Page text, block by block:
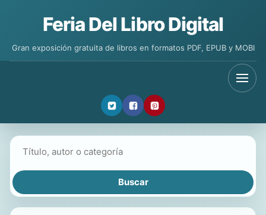
Feria Del Libro Digital
Gran exposición gratuita de libros en formatos PDF, EPUB y MOBI